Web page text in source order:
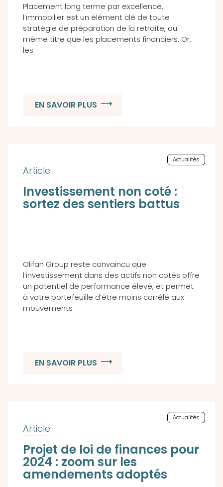
Placement long terme par excellence,
l’immobilier est un élément clé de toute
stratégie de préparation de la retraite, au
même titre que les placements financiers. Or,
les
EN SAVOIR PLUS
Actualités
Investissement non coté :
sortez des sentiers battus
Olifan Group reste convaincu que
l’investissement dans des actifs non cotés offre
un potentiel de performance élevé, et permet
à votre portefeuille d’être moins corrélé aux
mouvements
EN SAVOIR PLUS
Actualités
Projet de loi de finances pour
2024 : zoom sur les
amendements adoptés